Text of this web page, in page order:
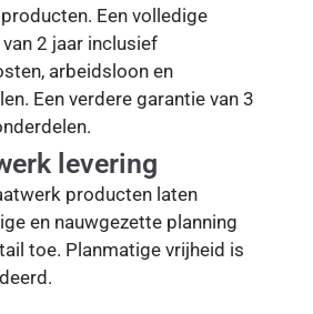
Een volledige
2 jaar inclusief
arbeidsloon en
Een verdere garantie van 3
levering
producten laten
en nauwgezette planning
toe. Planmatige vrijheid is